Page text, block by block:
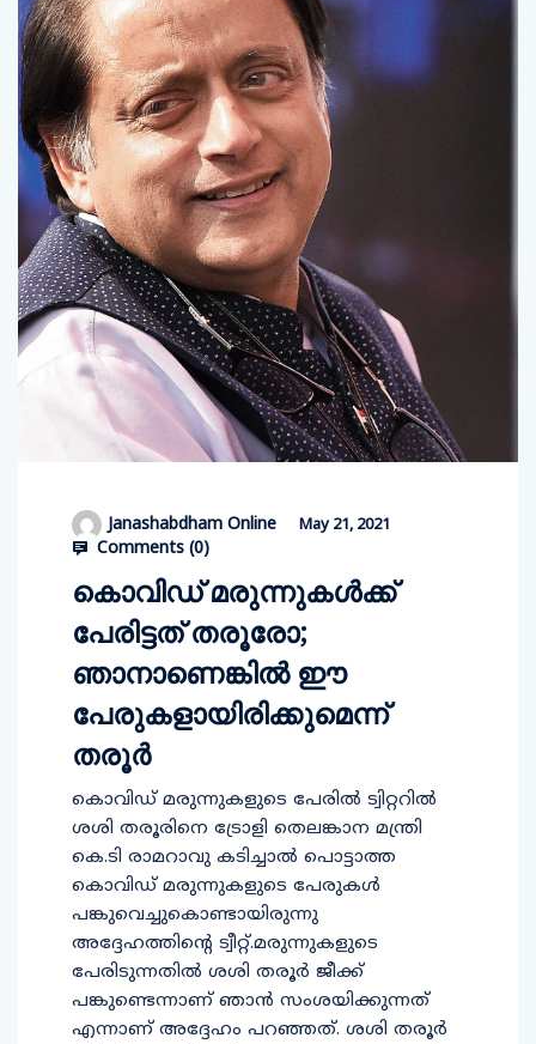
Janashabdham Online May 21, 2021
Comments (0)
കൊവിഡ് മരുന്നുകള്‍ക്ക്
പേരിട്ടത് തരൂരോ;
ഞാനാണെങ്കില്‍ ഈ
പേരുകളായിരിക്കുമെന്ന്
തരൂര്‍
കൊവിഡ് മരുന്നുകളുടെ പേരില്‍ ട്വിറ്ററില്‍
ശശി തരൂരിനെ ട്രോളി തെലങ്കാന മന്ത്രി
കെ.ടി രാമറാവു കടിച്ചാല്‍ പൊട്ടാത്ത
കൊവിഡ് മരുന്നുകളുടെ പേരുകള്‍
പങ്കുവെച്ചുകൊണ്ടായിരുന്നു
അദ്ദേഹത്തിന്റെ ട്വീറ്റ്.മരുന്നുകളുടെ
പേരിടുന്നതില്‍ ശശി തരൂര്‍ ജീക്ക്
പങ്കുണ്ടെന്നാണ് ഞാന്‍ സംശയിക്കുന്നത്
എന്നാണ് അദ്ദേഹം പറഞ്ഞത്. ശശി തരൂര്‍